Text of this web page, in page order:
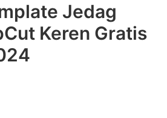
Jedag
Keren Gratis